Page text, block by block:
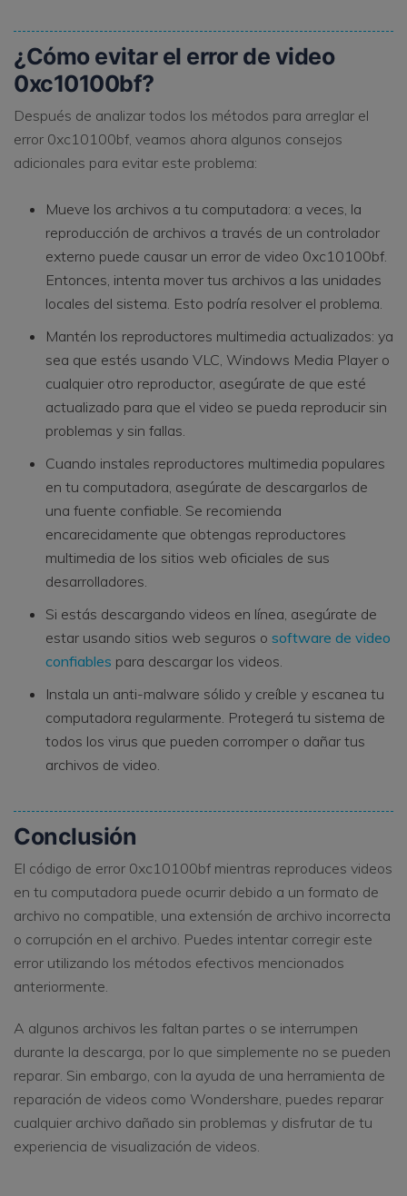
¿Cómo evitar el error de video
0xc10100bf?
Después de analizar todos los métodos para arreglar el
error 0xc10100bf, veamos ahora algunos consejos
adicionales para evitar este problema:
Mueve los archivos a tu computadora: a veces, la
reproducción de archivos a través de un controlador
externo puede causar un error de video 0xc10100bf.
Entonces, intenta mover tus archivos a las unidades
locales del sistema. Esto podría resolver el problema.
Mantén los reproductores multimedia actualizados: ya
sea que estés usando VLC, Windows Media Player o
cualquier otro reproductor, asegúrate de que esté
actualizado para que el video se pueda reproducir sin
problemas y sin fallas.
Cuando instales reproductores multimedia populares
en tu computadora, asegúrate de descargarlos de
una fuente confiable. Se recomienda
encarecidamente que obtengas reproductores
multimedia de los sitios web oficiales de sus
desarrolladores.
Si estás descargando videos en línea, asegúrate de
estar usando sitios web seguros o software de video
confiables para descargar los videos.
Instala un anti-malware sólido y creíble y escanea tu
computadora regularmente. Protegerá tu sistema de
todos los virus que pueden corromper o dañar tus
archivos de video.
Conclusión
El código de error 0xc10100bf mientras reproduces videos
en tu computadora puede ocurrir debido a un formato de
archivo no compatible, una extensión de archivo incorrecta
o corrupción en el archivo. Puedes intentar corregir este
error utilizando los métodos efectivos mencionados
anteriormente.
A algunos archivos les faltan partes o se interrumpen
durante la descarga, por lo que simplemente no se pueden
reparar. Sin embargo, con la ayuda de una herramienta de
reparación de videos como Wondershare, puedes reparar
cualquier archivo dañado sin problemas y disfrutar de tu
experiencia de visualización de videos.